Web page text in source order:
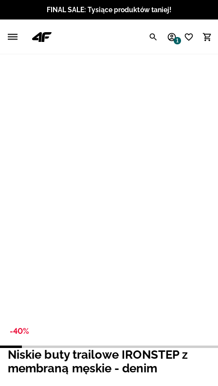
FINAL SALE: Tysiące produktów taniej!
1
-40%
Niskie buty trailowe IRONSTEP z
membraną męskie - denim